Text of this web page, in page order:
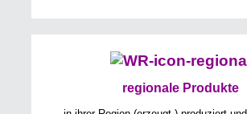
regionale Produkte